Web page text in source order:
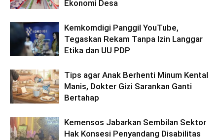
Ekonomi Desa
Kemkomdigi Panggil YouTube,
Tegaskan Rekam Tanpa Izin Langgar
Etika dan UU PDP
Tips agar Anak Berhenti Minum Kental
Manis, Dokter Gizi Sarankan Ganti
Bertahap
Kemensos Jabarkan Sembilan Sektor
Hak Konsesi Penyandang Disabilitas